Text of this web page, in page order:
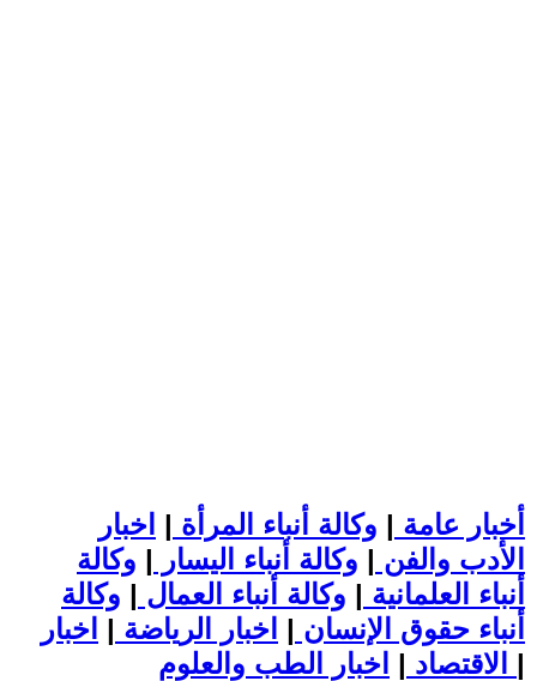
أخبار عامة | وكالة أنباء المرأة | اخبار
الأدب والفن | وكالة أنباء اليسار | وكالة
أنباء العلمانية | وكالة أنباء العمال | وكالة
أنباء حقوق الإنسان | اخبار الرياضة | اخبار
الاقتصاد | |